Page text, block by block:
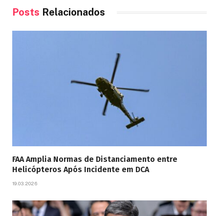
Posts Relacionados
FAA Amplia Normas de Distanciamento entre
Helicópteros Após Incidente em DCA
19.03.2026